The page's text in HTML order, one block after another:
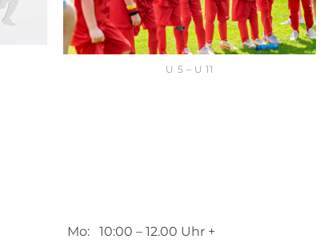
U 5 – U 11
Mo: 10:00 – 12.00 Uhr +